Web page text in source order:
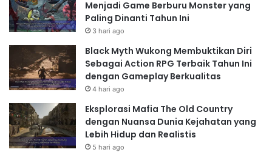
Menjadi Game Berburu Monster yang
Paling Dinanti Tahun Ini
3 hari ago
Black Myth Wukong Membuktikan Diri
Sebagai Action RPG Terbaik Tahun Ini
dengan Gameplay Berkualitas
4 hari ago
Eksplorasi Mafia The Old Country
dengan Nuansa Dunia Kejahatan yang
Lebih Hidup dan Realistis
5 hari ago